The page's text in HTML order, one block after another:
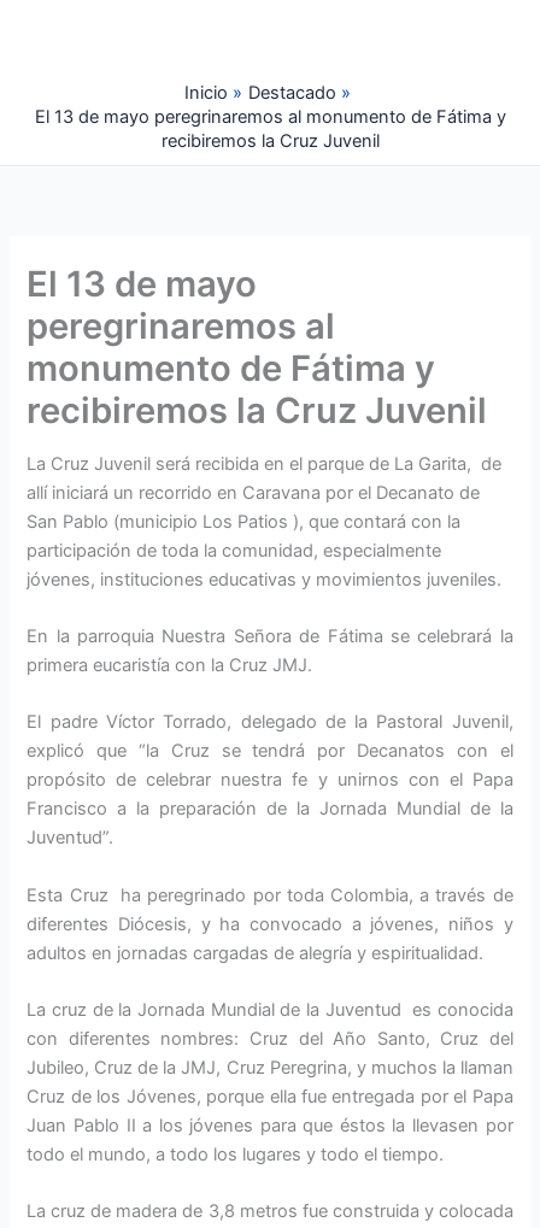
Inicio
Destacado
El 13 de mayo peregrinaremos al monumento de Fátima y
recibiremos la Cruz Juvenil
El 13 de mayo
peregrinaremos al
monumento de Fátima y
recibiremos la Cruz Juvenil
La Cruz Juvenil será recibida en el parque de La Garita, de
allí iniciará un recorrido en Caravana por el Decanato de
San Pablo (municipio Los Patios ), que contará con la
participación de toda la comunidad, especialmente
jóvenes, instituciones educativas y movimientos juveniles.
En la parroquia Nuestra Señora de Fátima se celebrará la
primera eucaristía con la Cruz JMJ.
El padre Víctor Torrado, delegado de la Pastoral Juvenil,
explicó que “la Cruz se tendrá por Decanatos con el
propósito de celebrar nuestra fe y unirnos con el Papa
Francisco a la preparación de la Jornada Mundial de la
Juventud”.
Esta Cruz ha peregrinado por toda Colombia, a través de
diferentes Diócesis, y ha convocado a jóvenes, niños y
adultos en jornadas cargadas de alegría y espiritualidad.
La cruz de la Jornada Mundial de la Juventud es conocida
con diferentes nombres: Cruz del Año Santo, Cruz del
Jubileo, Cruz de la JMJ, Cruz Peregrina, y muchos la llaman
Cruz de los Jóvenes, porque ella fue entregada por el Papa
Juan Pablo II a los jóvenes para que éstos la llevasen por
todo el mundo, a todo los lugares y todo el tiempo.
La cruz de madera de 3,8 metros fue construida y colocada